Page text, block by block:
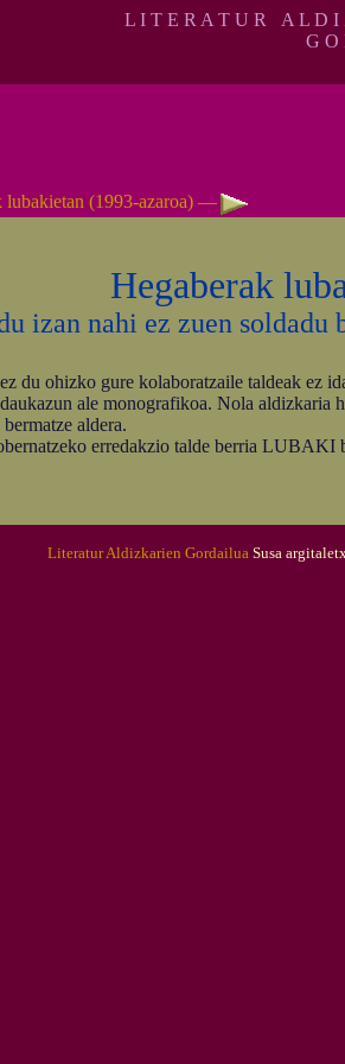
L I T E R A T U R A L D I
G O
(1993-azaroa) —
Hegaberak
izan nahi ez zuen soldadu
ohizko gure kolaboratzaile taldeak ez
ale monografikoa. Nola
aldera.
erredakzio talde berria LUBAKI
Literatur Aldizkarien Gordailua Susa